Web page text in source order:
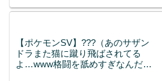
【ポケモンSV】???（あのサザン
ドラまた猫に蹴り飛ばされてる
よ…www格闘を舐めすぎなんだよ